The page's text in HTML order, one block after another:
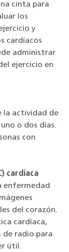
cinta para
los
y
cardíacos
administrar
ejercicio en
la actividad de
o dos días.
con
cardíaca
enfermedad
del corazón.
cardíaca,
de radio para
útil.